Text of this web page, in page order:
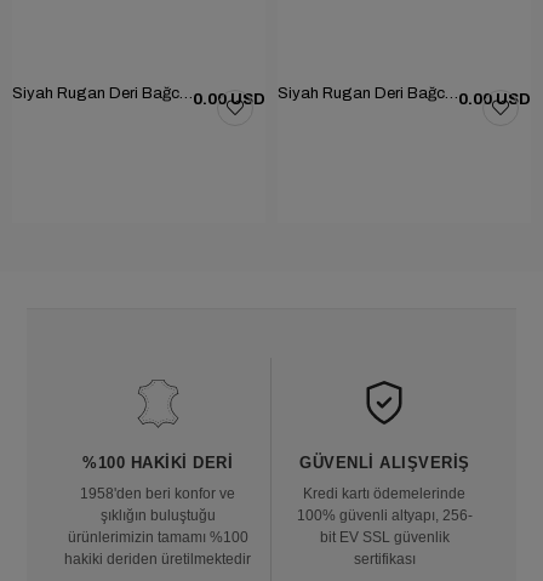
0.00 USD 0.00 USD
%100 HAKIKI DERI
1958'den beri konfor ve
şıklığın buluştuğu
ürünlerimizin tamamı %100
hakiki deriden üretilmektedir
GÜVENLI ALIŞVERIŞ
Kredi kartı ödemelerinde
100% güvenli altyapı, 256-
bit EV SSL güvenlik
sertifikası